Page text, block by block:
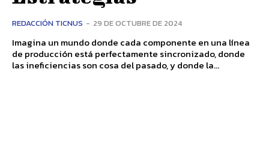
REDACCIÓN TICNUS - 29 DE OCTUBRE DE 2024
Imagina un mundo donde cada componente en una línea
de producción está perfectamente sincronizado, donde
las ineficiencias son cosa del pasado, y donde la...